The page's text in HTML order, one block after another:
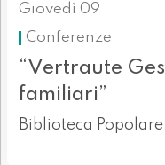
Giovedì 09
Conferenze
“Vertraute
familiari”
Biblioteca Popolare